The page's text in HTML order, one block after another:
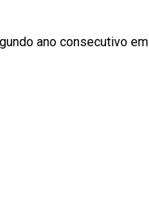
ano consecutivo em